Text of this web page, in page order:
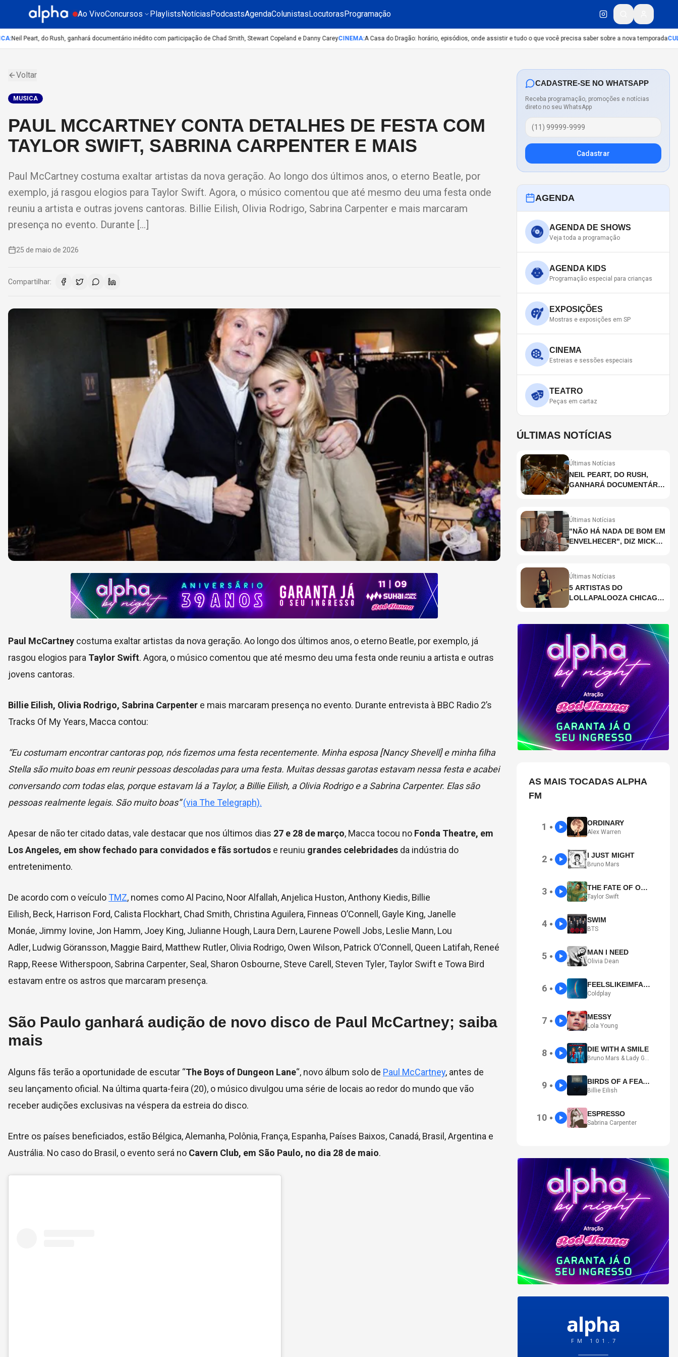
Ao VivoConcursos PlaylistsNotíciasPodcastsAgendaColunistasLocutorasProgramação
:Neil Peart, do Rush, ganhará documentário inédito com participação de Chad Smith, Stewart Copeland e Danny CareyCINEMA:A Casa do Dragão: horário, episódios, onde assistir e tudo o que você precisa saber sobre a nova temporada
Voltar
MUSICA
PAUL MCCARTNEY CONTA DETALHES DE FESTA COM
TAYLOR SWIFT, SABRINA CARPENTER E MAIS
Paul McCartney costuma exaltar artistas da nova geração. Ao longo dos últimos anos, o eterno Beatle, por
exemplo, já rasgou elogios para Taylor Swift. Agora, o músico comentou que até mesmo deu uma festa onde
reuniu a artista e outras jovens cantoras. Billie Eilish, Olivia Rodrigo, Sabrina Carpenter e mais marcaram
presença no evento. Durante […]
25 de maio de 2026
Compartilhar:
Paul McCartney costuma exaltar artistas da nova geração. Ao longo dos últimos anos, o eterno Beatle, por exemplo, já
rasgou elogios para Taylor Swift. Agora, o músico comentou que até mesmo deu uma festa onde reuniu a artista e outras
jovens cantoras.
Billie Eilish, Olivia Rodrigo, Sabrina Carpenter e mais marcaram presença no evento. Durante entrevista à BBC Radio 2’s
Tracks Of My Years, Macca contou:
“Eu costumam encontrar cantoras pop, nós fizemos uma festa recentemente. Minha esposa [Nancy Shevell] e minha filha
Stella são muito boas em reunir pessoas descoladas para uma festa. Muitas dessas garotas estavam nessa festa e acabei
conversando com todas elas, porque estavam lá a Taylor, a Billie Eilish, a Olivia Rodrigo e a Sabrina Carpenter. Elas são
pessoas realmente legais. São muito boas”(via The Telegraph).
Apesar de não ter citado datas, vale destacar que nos últimos dias 27 e 28 de março, Macca tocou no Fonda Theatre, em
Los Angeles, em show fechado para convidados e fãs sortudos e reuniu grandes celebridades da indústria do
entretenimento.
De acordo com o veículoTMZ, nomes comoAl Pacino, Noor Alfallah,Anjelica Huston,Anthony Kiedis, Billie
Eilish, Beck, Harrison Ford, Calista Flockhart, Chad Smith, Christina Aguilera, Finneas O’Connell , Gayle King, Janelle
Monáe, Jimmy Iovine, Jon Hamm, Joey King, Julianne Hough, Laura Dern, Laurene Powell Jobs, Leslie Mann, Lou
Adler, Ludwig Göransson, Maggie Baird, Matthew Rutler, Olivia Rodrigo, Owen Wilson, Patrick O’Connell , Queen Latifah, Reneé
Rapp, Reese Witherspoon, Sabrina Carpenter, Seal , Sharon Osbourne, Steve Carell , Steven Tyler,Taylor Swift e Towa Bird
estavam entre os astros que marcaram presença.
São Paulo ganhará audição de novo disco de Paul McCartney; saiba
mais
Alguns fãs terão a oportunidade de escutar “The Boys of Dungeon Lane“, novo álbum solo de Paul McCartney, antes de
seu lançamento oficial. Na última quarta-feira (20), o músico divulgou uma série de locais ao redor do mundo que vão
receber audições exclusivas na véspera da estreia do disco.
Entre os países beneficiados, estão Bélgica, Alemanha, Polônia, França, Espanha, Países Baixos, Canadá, Brasil, Argentina e
Austrália. No caso do Brasil, o evento será no Cavern Club, em São Paulo, no dia 28 de maio.
CADASTRE-SE NO WHATSAPP
Receba programação, promoções e notícias
direto no seu WhatsApp
Cadastrar
AGENDA
AGENDA DE SHOWS
Veja toda a programação
AGENDA KIDS
Programação especial para crianças
EXPOSIÇÕES
Mostras e exposições em SP
CINEMA
Estreias e sessões especiais
TEATRO
Peças em cartaz
ÚLTIMAS NOTÍCIAS
Últimas Notícias
NEIL PEART, DO RUSH,
GANHARÁ DOCUMENTÁRIO
SMITH, STEWART
CAREY
Últimas Notícias
"NÃO HÁ NADA DE BOM EM
ENVELHECER", DIZ MICK
Últimas Notícias
5 ARTISTAS DO
LOLLAPALOOZA CHICAGO
AS MAIS TOCADAS ALPHA
FM
1 ● ORDINARY
Alex Warren
2 ● I JUST MIGHT
Bruno Mars
3 ● THE FATE OF OPHELIA
Taylor Swift
4 ● SWIM
BTS
5 ● MAN I NEED
Olivia Dean
6 ● FEELSLIKEIMFALLINGINLOVE
Coldplay
7 ● MESSY
Lola Young
8 ● DIE WITH A SMILE
Bruno Mars & Lady Gaga
9 ● BIRDS OF A FEATHER
Billie Eilish
10 ● ESPRESSO
Sabrina Carpenter